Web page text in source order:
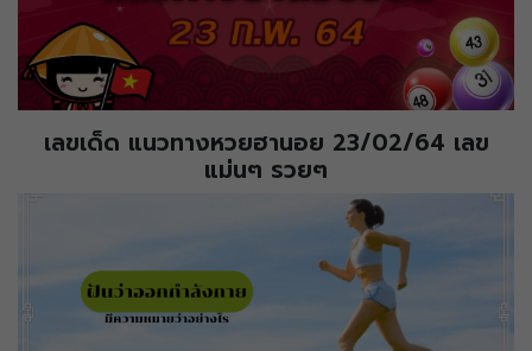
เลขเด็ด แนวทางหวยฮานอย 23/02/64 เลข
แม่นๆ รวยๆ